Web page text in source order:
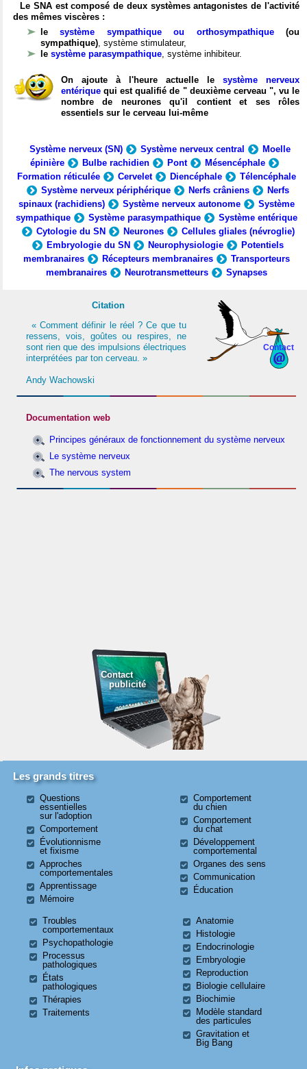
Le SNA est composé de deux systèmes antagonistes de l'activité
des mêmes viscères :
lesystème sympathique ou orthosympathique(ou
sympathique), système stimulateur,
le système parasympathique, système inhibiteur.
On ajoute à l'heure actuelle le système nerveux
entérique qui est qualifié de " deuxième cerveau ", vu le
nombre de neurones qu'il contient et ses rôles
essentiels sur le cerveau lui-même
Système nerveux (SN) Système nerveux central
Moelle
épinière
Bulbe rachidien Pont
Mésencéphale
Formation réticulée
Cervelet Diencéphale
Télencéphale
Système nerveux périphérique
Nerfs crâniens
Nerfs
spinaux (rachidiens)
Système nerveux autonome
Système
sympathique
Système parasympathique
Système entérique
Cytologie du SN
Neurones
Cellules gliales (névroglie)
Embryologie du SN
Neurophysiologie
Potentiels
membranaires
Récepteurs membranaires
Transporteurs
membranaires
Neurotransmetteurs Synapses
Contact
Citation
« Comment définir le réel ? Ce que tu
ressens, vois, goûtes ou respires, ne
sont rien que des impulsions électriques
interprétées par ton cerveau. »
Andy Wachowski
Documentation web
Principes généraux de fonctionnement du système nerveux
Le système nerveux
The nervous system
Contact
publicité
Les grands titres
Questions
essentielles
sur l'adoption
Comportement
Évolutionnisme
et fixisme
Approches
comportementales
Apprentissage
Mémoire
Comportement
du chien
Comportement
du chat
Développement
comportemental
Organes des sens
Communication
Éducation
Troubles
comportementaux
Psychopathologie
Processus
pathologiques
États
pathologiques
Thérapies
Traitements
Anatomie
Histologie
Endocrinologie
Embryologie
Reproduction
Biologie cellulaire
Biochimie
Modèle standard
des particules
Gravitation et
Big Bang